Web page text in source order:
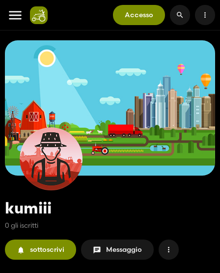
Accesso
kumiii
0 gli iscritti
sottoscrivi Messaggio